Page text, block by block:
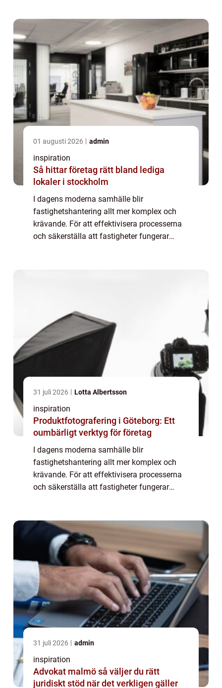
01 augusti 2026 admin
inspiration
Så hittar företag rätt bland lediga
lokaler i stockholm
I dagens moderna samhälle blir
fastighetshantering allt mer komplex och
krävande. För att effektivisera processerna
och säkerställa att fastigheter fungerar
31 juli 2026 Lotta Albertsson
inspiration
Produktfotografering i Göteborg: Ett
oumbärligt verktyg för företag
I dagens moderna samhälle blir
fastighetshantering allt mer komplex och
krävande. För att effektivisera processerna
och säkerställa att fastigheter fungerar
31 juli 2026 admin
inspiration
Advokat malmö så väljer du rätt
juridiskt stöd när det verkligen gäller